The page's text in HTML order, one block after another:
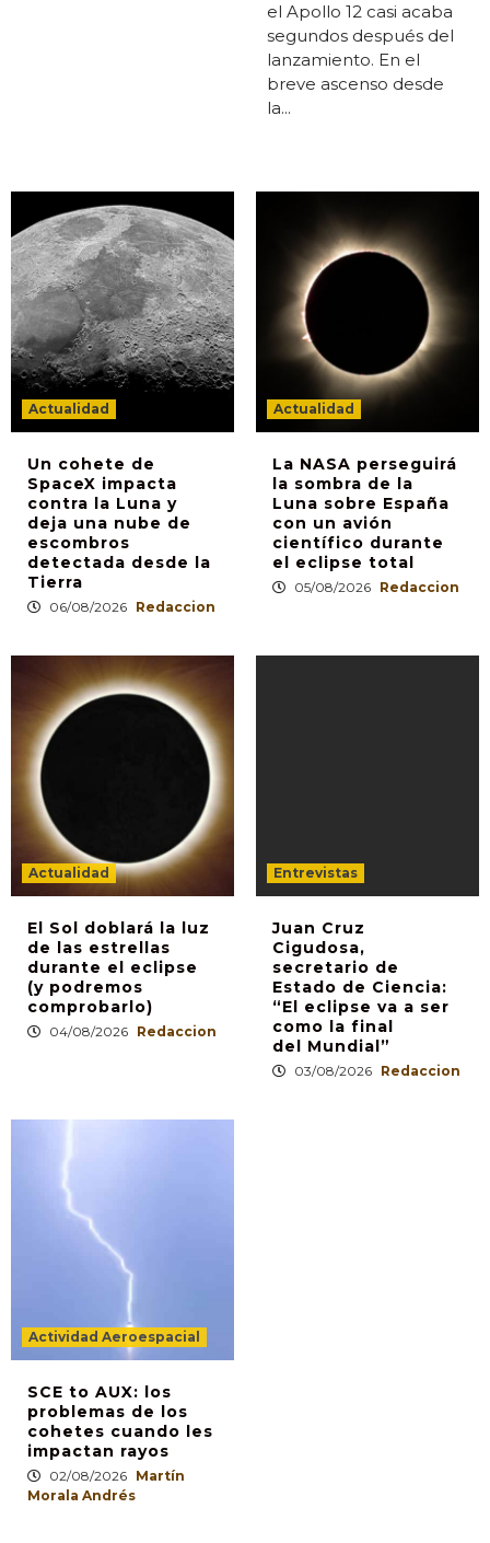
el Apollo 12 casi acaba
segundos después del
lanzamiento. En el
breve ascenso desde
la...
Actualidad
Un cohete de
SpaceX impacta
contra la Luna y
deja una nube de
escombros
detectada desde la
Tierra
06/08/2026 Redaccion
Actualidad
La NASA perseguirá
la sombra de la
Luna sobre España
con un avión
científico durante
el eclipse total
05/08/2026 Redaccion
Actualidad
El Sol doblará la luz
de las estrellas
durante el eclipse
(y podremos
comprobarlo)
04/08/2026 Redaccion
Entrevistas
Juan Cruz
Cigudosa,
secretario de
Estado de Ciencia:
“El eclipse va a ser
como la final
del Mundial”
03/08/2026 Redaccion
Actividad Aeroespacial
SCE to AUX: los
problemas de los
cohetes cuando les
impactan rayos
02/08/2026 Martín
Morala Andrés